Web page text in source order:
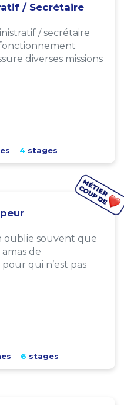
/ Secrétaire
/ secrétaire
diverses missions
4stages
oublie souvent que
de
qui n’est pas
6 stages